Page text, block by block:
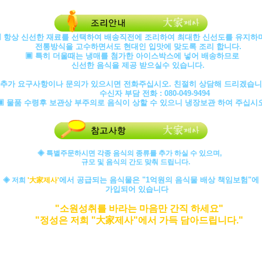
상 신선한 재료를 선택하여 배송직전에 조리하여 최대한 신선도를 유지하
전통방식을 고수하면서도 현대인 입맛에 맞도록 조리 합니다.
▣ 특히 더울때는 냉매를 첨가한 아이스박스에 넣어 배송하므로
신선한 음식을 제공 받으실수 있습니다.
가 요구사항이나 문의가 있으시면 전화주십시오. 친절히 상담해 드리겠습
수신자 부담 전화 : 080-049-9494
품 수령후 보관상 부주의로 음식이 상할 수 있으니 냉장보관 하여 주십시
◈ 특별주문하시면 각종 음식의 종류를 추가 하실 수 있으며,
규모 및 음식의 간도 맞춰 드립니다.
◈ 저희 '大家제사'에서 공급되는 음식물은 "1억원의 음식물 배상 책임보험"에
가입되어 있습니다
"소원성취를 바라는 마음만 간직 하세요"
"정성은 저희 "大家제사"에서 가득 담아드립니다."